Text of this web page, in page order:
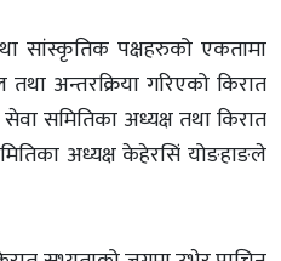
सांस्कृतिक पक्षहरुको एकतामा
अन्तरक्रिया गरिएको किरात
समितिका अध्यक्ष तथा किरात
अध्यक्ष केहेरसिं योङहाङले